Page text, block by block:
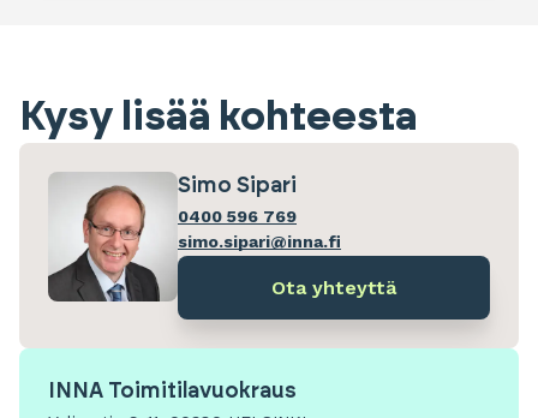
Kysy lisää kohteesta
Simo Sipari
0400 596 769
simo.sipari@inna.fi
Ota yhteyttä
INNA Toimitilavuokraus